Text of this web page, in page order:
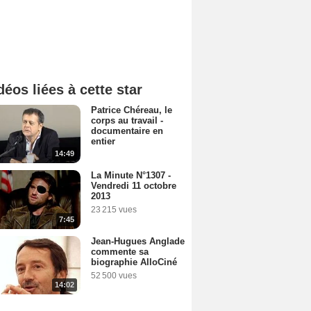
liées à cette star
14:49
Patrice Chéreau, le
corps au travail -
documentaire en
entier
7:45
La Minute N°1307 -
Vendredi 11 octobre
2013
23 215 vues
14:02
Jean-Hugues Anglade
commente sa
biographie AlloCiné
52 500 vues